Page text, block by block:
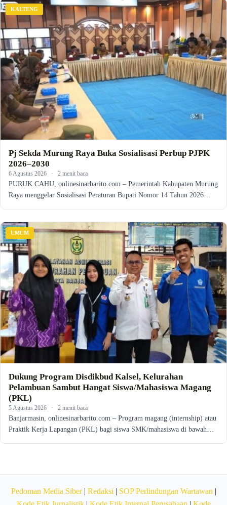
KALTENG
Pj Sekda Murung Raya Buka Sosialisasi Perbup PJPK
2026–2030
6 Agustus 2026 · 2 menit baca
PURUK CAHU, onlinesinarbarito.com – Pemerintah Kabupaten Murung
Raya menggelar Sosialisasi Peraturan Bupati Nomor 14 Tahun 2026…
UMUM
Dukung Program Disdikbud Kalsel, Kelurahan
Pelambuan Sambut Hangat Siswa/Mahasiswa Magang
(PKL)
5 Agustus 2026 · 2 menit baca
Banjarmasin, onlinesinarbarito.com – Program magang (internship) atau
Praktik Kerja Lapangan (PKL) bagi siswa SMK/mahasiswa di bawah…
Pedoman Media Siber| Redaksi | SOP Perlindungan Wartawan |